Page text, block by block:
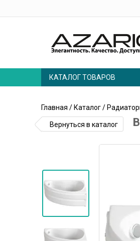
КАТАЛОГ ТОВАРОВ
Главная / Каталог/
Вернуться в каталог